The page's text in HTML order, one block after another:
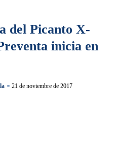
del Picanto X-
inicia en
21 de noviembre de 2017